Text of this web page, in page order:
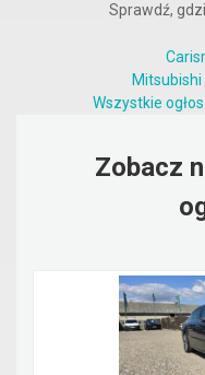
Sprawdź,
Wszystkie
Zobacz